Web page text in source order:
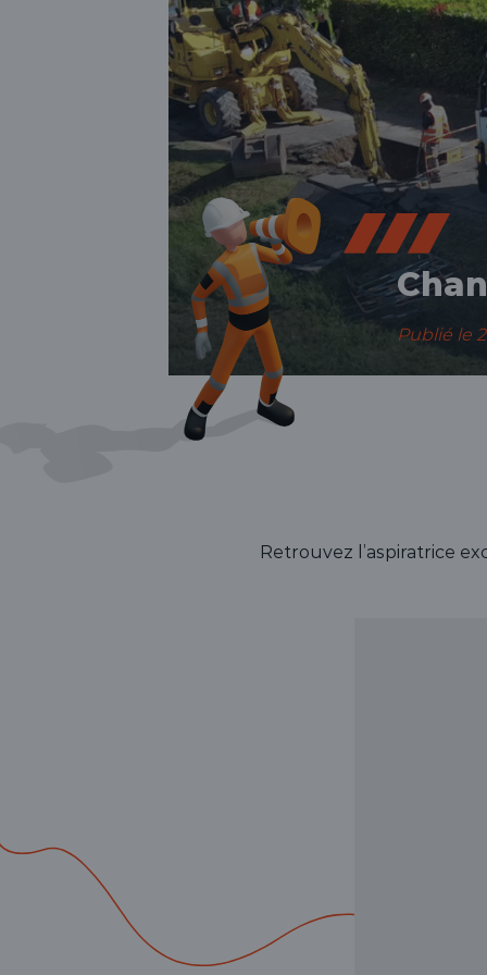
Publié le
Retrouvez l’aspiratrice